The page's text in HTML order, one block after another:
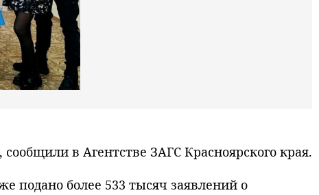
в Агентстве ЗАГС Красноярского края.
подано более 533 тысяч заявлений о